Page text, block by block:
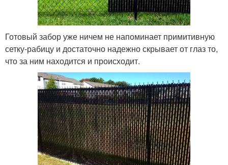
Готовый забор уже ничем не напоминает примитивную
сетку-рабицу и достаточно надежно скрывает от глаз то,
что за ним находится и происходит.